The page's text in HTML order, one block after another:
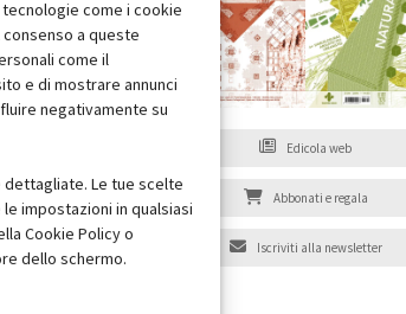
come i cookie
a queste
come il
e di mostrare annunci
negativamente su
Le tue scelte
impostazioni in qualsiasi
Cookie Policy o
dello schermo.
Edicola web
Abbonati e regala
Iscriviti alla newsletter